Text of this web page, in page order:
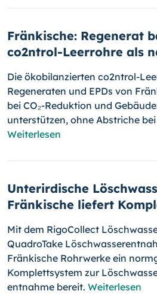
Fränkische: Regenerat
co2ntrol-Leerrohre als
Die ökobilanzierten co2ntrol-
Regeneraten und EPDs von
bei CO₂-Reduktion und
unterstützen, ohne Abstriche
Weiterlesen
Unterirdische
Fränkische liefert
Mit dem RigoCollect
QuadroTake
Fränkische Rohrwerke ein
Komplettsystem zur
entnahme bereit. Weiterlesen